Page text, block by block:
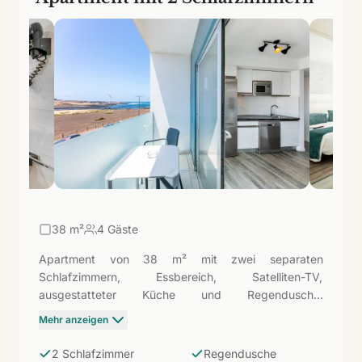
38 m² 4 Gäste
Apartment von 38 m² mit zwei separaten
Schlafzimmern, Essbereich, Satelliten-TV,
ausgestatteter Küche und Regendusche.
privatem Balkon. Der gleiche Raum wie die Junior
Suite L, aber organisiert in zwei Schlafzimmern
Mehr anzeigen
2 Schlafzimmer
Regendusche